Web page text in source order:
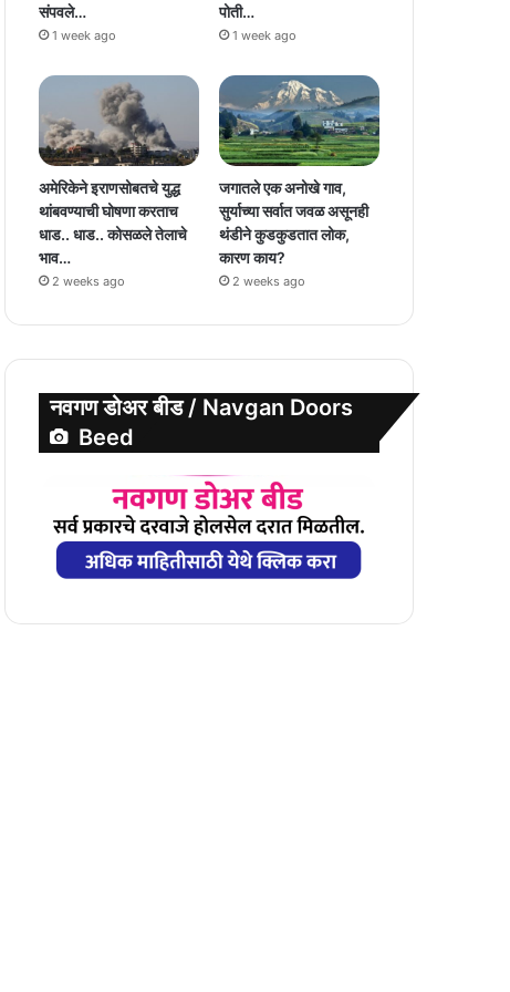
संपवले…
1 week ago
पोती…
1 week ago
अमेरिकेने इराणसोबतचे युद्ध
थांबवण्याची घोषणा करताच
धाड.. धाड.. कोसळले तेलाचे
भाव…
2 weeks ago
जगातले एक अनोखे गाव,
सुर्याच्या सर्वात जवळ असूनही
थंडीने कुडकुडतात लोक,
कारण काय?
2 weeks ago
नवगण डोअर बीड / Navgan Doors
Beed